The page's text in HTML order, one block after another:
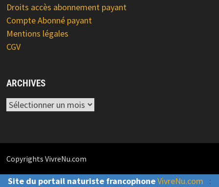
Droits accès abonnement payant
Compte Abonné payant
Mentions légales
CGV
ARCHIVES
Archives
Copyrights VivreNu.com
Site du portail naturiste francophoneVivreNu.com :